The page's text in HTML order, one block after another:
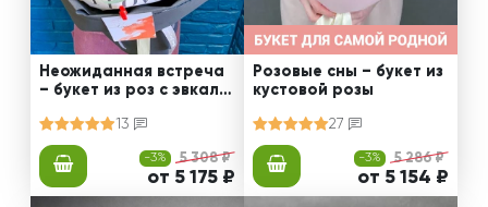
Неожиданная встреча
– букет из роз с эвкали
13
-3% 5 308 ₽
от 5 175 ₽
Розовые сны – букет из
кустовой розы
27
-3% 5 286 ₽
от 5 154 ₽